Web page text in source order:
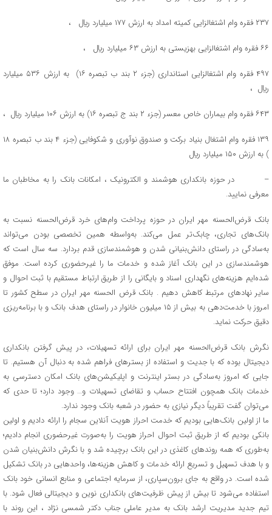
۲۳۷ فقره وام اشتغالزایی کمیته امداد به ارزش ۱۷۷ میلیارد ريال ،
۶۶ فقره وام اشتغالزایی بهزیستی به ارزش ۶۳ میلیارد ريال ،
۴۹۷ فقره وام اشتغالزایی استانداری (جزء ۲ بند ب تبصره ۱۶) به ارزش ۵۳۶ میلیارد
ريال ،
۶۴۳ فقره وام بیماران خاص معسر (جزء ۲ بند ج تبصره ۱۶) به ارزش ۱۰۶ میلیارد ريال ،
۱۳۹ فقره وام اشتغال بنیاد برکت و صندوق نوآوری و شکوفایی (جزء ۴ بند ب تبصره ۱۸
) به ارزش ۱۵۰ میلیارد ريال
– در حوزه بانکداری هوشمند و الکترونیک ، امکانات بانک را به مخاطبان ما
معرفی نمایید.
بانک قرض‌الحسنه مهر ایران در حوزه پرداخت وام‌های خرد قرض‌الحسنه نسبت به
بانک‌های تجاری، چابک‌تر عمل می‌کند. به‌واسطه همین تخصصی بودن می‌تواند
به‌سادگی در راستای دانش‌بنیانی شدن و هوشمند‌سازی قدم بردارد. سه سال است که
هوشمند‌سازی در این بانک آغاز شده و خدمات ما را غیرحضوری کرده است. موفق
شده‌ایم هزینه‌های نگهداری اسناد و بایگانی را از طریق ارتباط مستقیم با ثبت ‌احوال و
سایر نهاد‌های مرتبط کاهش دهیم . بانک قرض الحسنه مهر ایران در سطح کشور تا
امروز با خدمت‌دهی به بیش از ۱۵ میلیون خانوار در راستای هدف بانک و با برنامه‌ریزی
دقیق حرکت نماید.
نگرش بانک قرض‌الحسنه مهر ایران برای ارائه تسهیلات، در پیش ‌گرفتن بانکداری
دیجیتال بوده که با جدیت و استفاده از بستر‌های فراهم شده به دنبال آن هستیم. تا
جایی که امروز به‌سادگی در بستر اینترنت و اپلیکیشن‌های بانک امکان دسترسی به
خدمات بانک همچون افتتاح حساب و تقاضای تسهیلات و… وجود دارد؛ تا حدی‌ که
می‌توان گفت تقریباً دیگر نیازی به حضور در شعبه بانک وجود ندارد.
ما از اولین بانک‌هایی بودیم که خدمت احراز هویت آنلاین سجام را ارائه دادیم و اولین
بانکی بودیم که از طریق ثبت‌ احوال احراز هویت را به‌صورت غیرحضوری انجام دادیم؛
به‌طوری که همه روند‌های کاغذی در این بانک برچیده شد و با نگرش دانش‌بنیان شدن
و با هدف تسهیل و تسریع ارائه خدمات و کاهش هزینه‌ها، واحدهایی در بانک تشکیل
شده است. در واقع به جای برون‌سپاری، از سرمایه اجتماعی و منابع انسانی خود بانک
استفاده می‌شود تا بیش از پیش ظرفیت‌های بانکداری نوین و دیجیتالی فعال شود. با
تیم جدید مدیریت ارشد بانک به مدیر عاملی جناب دکتر شمسی نژاد ، این روند با